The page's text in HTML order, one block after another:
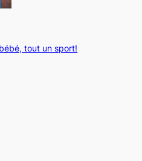
tout un sport!